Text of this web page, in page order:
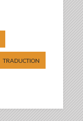
TRADUCTION